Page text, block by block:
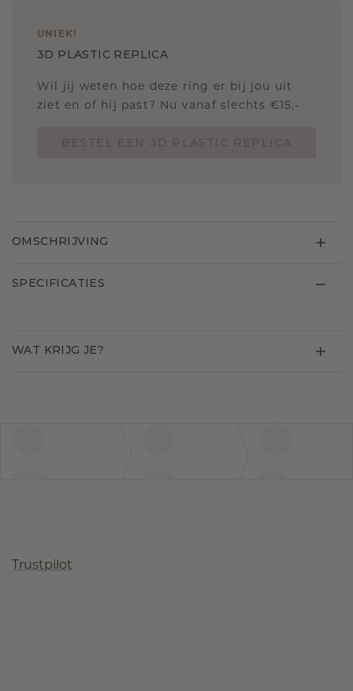
UNIEK!
3D PLASTIC REPLICA
Wil jij weten hoe deze ring er bij jou uit
ziet en of hij past? Nu vanaf slechts €15,-
OMSCHRIJVING
SPECIFICATIES
WAT KRIJG JE?
Trustpilot